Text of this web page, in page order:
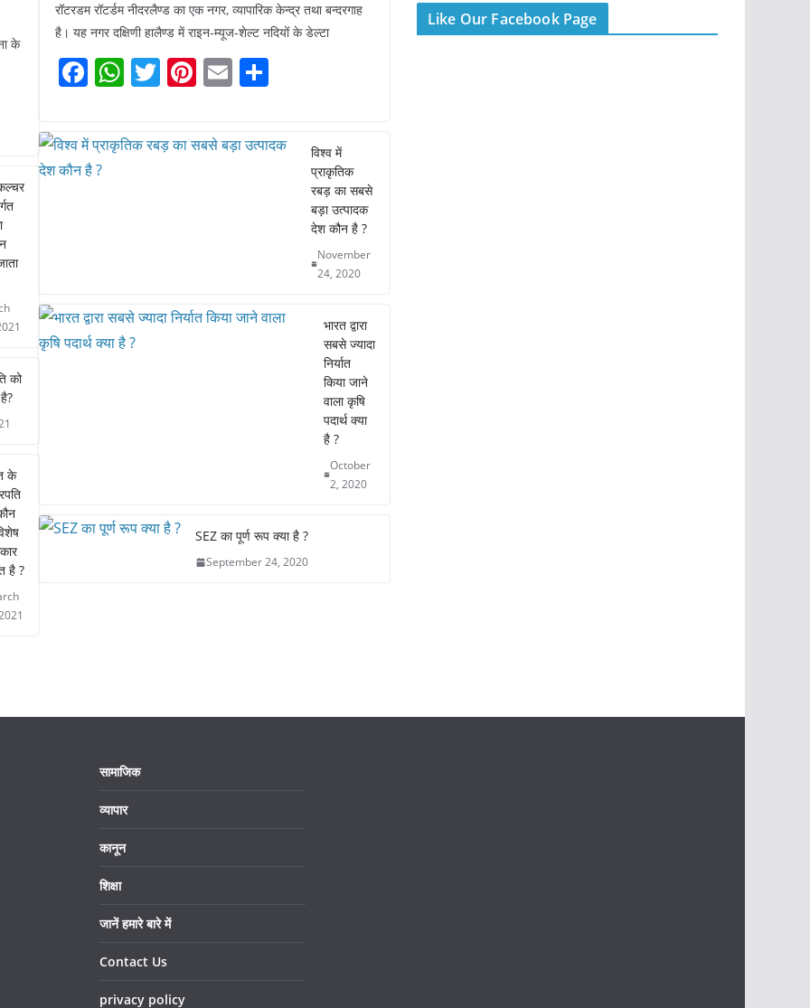
के
को
के
है ?
रॉटरडम रॉटर्डम नीदरलैण्ड का एक नगर, व्यापारिक केन्द्र तथा बन्दरगाह
है। यह नगर दक्षिणी हालैण्ड में राइन-म्यूज-शेल्ट नदियों के डेल्टा
F
c
e
b
W
at
s
T
er
Pi
er
e
E
l
S
e
विश्व में
प्राकृतिक
रबड़ का सबसे
बड़ा उत्पादक
देश कौन है ?
November
24, 2020
भारत द्वारा
सबसे ज्यादा
निर्यात
किया जाने
वाला कृषि
पदार्थ क्या
है ?
October
2, 2020
SEZ का पूर्ण रूप क्या है ?
September 24, 2020
Like Our Facebook Page
सामाजिक
व्यापार
कानून
शिक्षा
जानें हमारे बारे में
Contact Us
privacy policy